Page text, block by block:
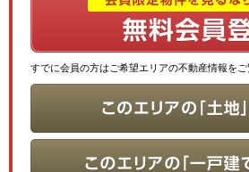
すでに会員の方はご希望エリアの不動産情報をご